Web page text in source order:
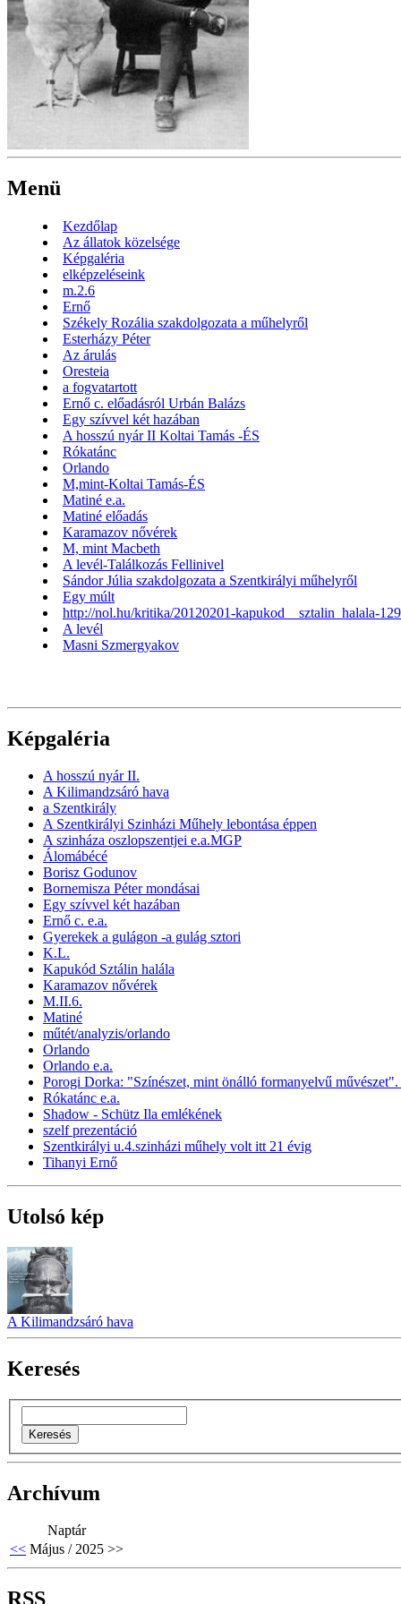
Menü
Kezdőlap
Az állatok közelsége
Képgaléria
elképzeléseink
m.2.6
Ernő
Székely Rozália szakdolgozata a műhelyről
Esterházy Péter
Az árulás
Oresteia
a fogvatartott
Ernő c. előadásról Urbán Balázs
Egy szívvel két hazában
A hosszú nyár II Koltai Tamás -ÉS
Rókatánc
Orlando
M,mint-Koltai Tamás-ÉS
Matiné e.a.
Matiné előadás
Karamazov nővérek
M, mint Macbeth
A levél-Találkozás Fellinivel
Sándor Júlia szakdolgozata a Szentkirályi műhelyről
Egy múlt
http://nol.hu/kritika/20120201-kapukod__sztalin_halala-
A levél
Masni Szmergyakov
Képgaléria
A hosszú nyár II.
A Kilimandzsáró hava
a Szentkirály
A Szentkirályi Szinházi Műhely lebontása éppen
A szinháza oszlopszentjei e.a.MGP
Álomábécé
Borisz Godunov
Bornemisza Péter mondásai
Egy szívvel két hazában
Ernő c. e.a.
Gyerekek a gulágon -a gulág sztori
K.L.
Kapukód Sztálin halála
Karamazov nővérek
M.II.6.
Matiné
műtét/analyzis/orlando
Orlando
Orlando e.a.
Porogi Dorka: "Színészet, mint önálló formanyelvű
Rókatánc e.a.
Shadow - Schütz Ila emlékének
szelf prezentáció
Szentkirályi u.4.szinházi műhely volt itt 21 évig
Tihanyi Ernő
Utolsó kép
A Kilimandzsáró hava
Keresés
Archívum
Naptár
<< Május / 2025 >>
RSS